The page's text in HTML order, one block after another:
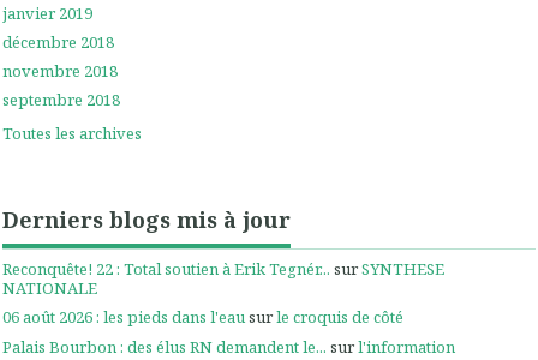
janvier 2019
décembre 2018
novembre 2018
septembre 2018
Toutes les archives
Derniers blogs mis à jour
Reconquête! 22 : Total soutien à Erik Tegnér... surSYNTHESE
NATIONALE
06 août 2026 : les pieds dans l'eausurle croquis de côté
Palais Bourbon : des élus RN demandent le... surl'information